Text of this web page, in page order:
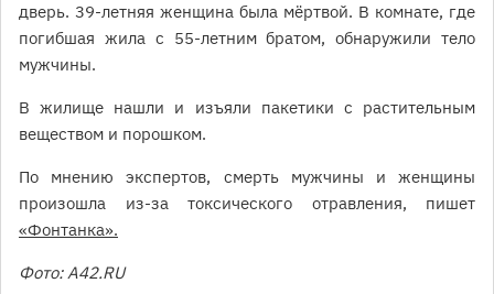
дверь. 39-летняя женщина была мёртвой. В комнате, где
погибшая жила с 55-летним братом, обнаружили тело
мужчины.
В жилище нашли и изъяли пакетики с растительным
веществом и порошком.
По мнению экспертов, смерть мужчины и женщины
произошла из-за токсического отравления, пишет
«Фонтанка».
Фото: А42.RU